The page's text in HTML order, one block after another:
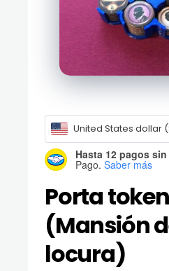
Porta
(Mansión
locura)
United States dollar
Hasta 12 pagos
Pago. Saber más